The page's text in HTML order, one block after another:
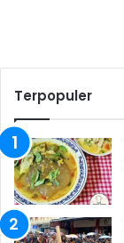
Terpopuler